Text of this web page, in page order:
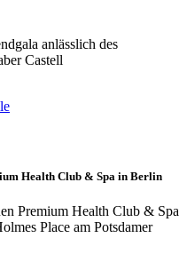
anlässlich des
Castell
Health Club & Spa in Berlin
Premium Health Club & Spa
Place am Potsdamer